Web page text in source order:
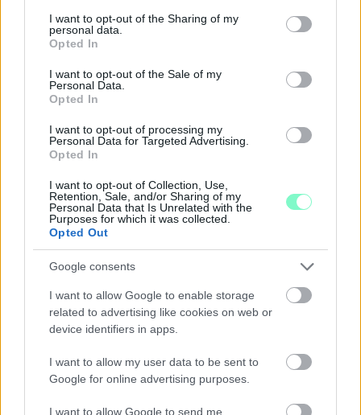
not limited to your visit or usage behaviour. You may click to
grant or deny consent to Google and its third-party tags to
use your data for below specified purposes in below Google
consent section.
I want to opt-out of the Sharing of my
personal data.
Opted In
I want to opt-out of the Sale of my
Personal Data.
Opted In
I want to opt-out of processing my
Personal Data for Targeted Advertising.
Opted In
I want to opt-out of Collection, Use,
Retention, Sale, and/or Sharing of my
Personal Data that Is Unrelated with the
Purposes for which it was collected.
Opted Out
Google consents
I want to allow Google to enable storage
related to advertising like cookies on web or
device identifiers in apps.
I want to allow my user data to be sent to
Google for online advertising purposes.
I want to allow Google to send me
LAKOSSÁGI FÓRUMON MUTATJÁK BE A
GYŐRSZENTIVÁNI KÖR TÉR FELÚJÍTÁSÁNAK
Augusztus 6-án a beruházás ütemezéséről és az új kerékpárút
építéséről is tájékoztatják az érdeklődőket.